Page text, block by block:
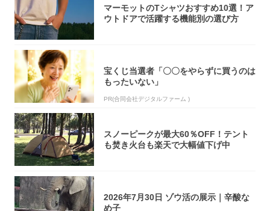
マーモットのTシャツおすすめ10選！ア
ウトドアで活躍する機能別の選び方
宝くじ当選者「〇〇をやらずに買うのは
もったいない」
PR(合同会社デジタルファーム )
スノーピークが最大60％OFF！テント
も焚き火台も楽天で大幅値下げ中
2026年7月30日 ゾウ活の展示｜辛酸な
め子